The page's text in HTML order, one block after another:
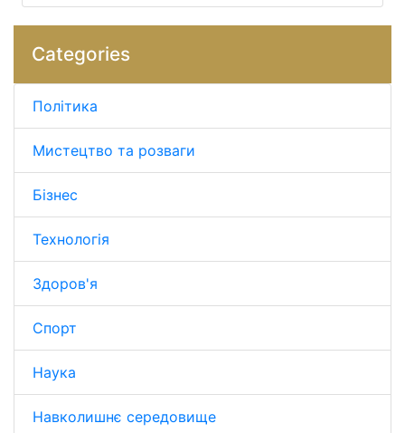
Categories
Політика
Мистецтво та розваги
Бізнес
Технологія
Здоров'я
Спорт
Наука
Навколишнє середовище